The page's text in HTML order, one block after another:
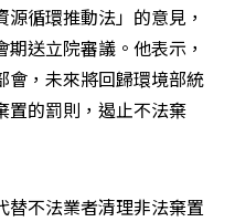
循環推動法」的意見，
送立院審議。他表示，
會，未來將回歸環境部統
置的罰則，遏止不法棄
替不法業者清理非法棄置